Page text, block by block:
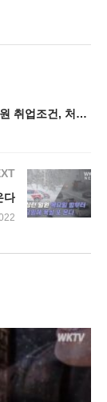
바이든 민주당 ‘부양자녀 현금지원 취업조건, 처방약값 연 2천달러 상한선’ 집중조율
다